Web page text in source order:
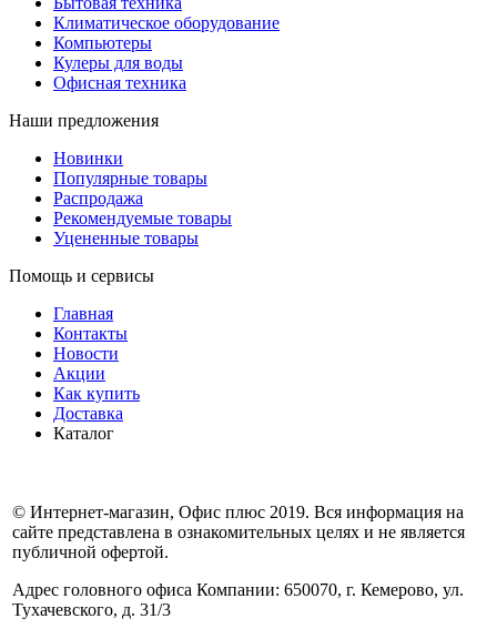
Климатическое оборудование
Компьютеры
Кулеры для воды
Офисная техника
Наши предложения
Новинки
Популярные товары
Распродажа
Рекомендуемые товары
Уцененные товары
Помощь и сервисы
Главная
Контакты
Новости
Акции
Как купить
Доставка
Каталог
© Интернет-магазин, Офис плюс 2019. Вся информация на
сайте представлена в ознакомительных целях и не является
публичной офертой.
Адрес головного офиса Компании: 650070, г. Кемерово, ул.
Тухачевского, д. 31/3